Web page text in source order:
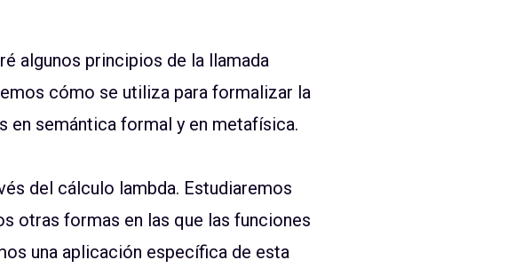
algunos principios de la llamada
cómo se utiliza para formalizar la
en semántica formal y en metafísica.
del cálculo lambda. Estudiaremos
otras formas en las que las funciones
una aplicación específica de esta